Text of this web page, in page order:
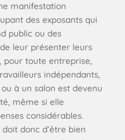
manifestation
des exposants qui
public ou des
leur présenter leurs
pour toute entreprise,
indépendants,
à un salon est devenu
même si elle
considérables.
donc d’être bien